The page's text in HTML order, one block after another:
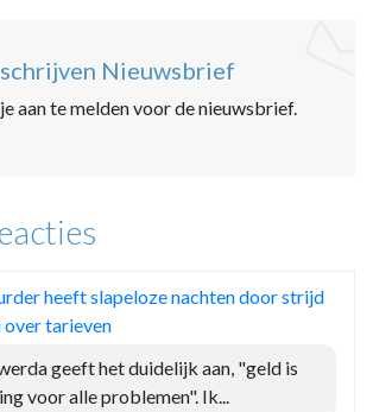
Nieuwsbrief
aan te melden voor de nieuwsbrief.
heeft slapeloze nachten door strijd
over tarieven
geeft het duidelijk aan, "geld is
voor alle problemen". Ik...